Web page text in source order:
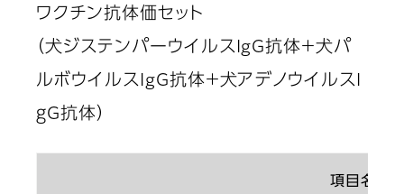
ワクチン抗体価セット
（犬ジステンパーウイルスIgG抗体＋犬パ
ルボウイルスIgG抗体＋犬アデノウイルスI
ｇG抗体）
項目名